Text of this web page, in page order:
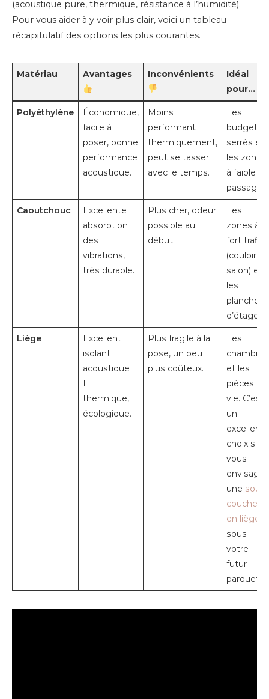
(acoustique pure, thermique, résistance à l’humidité).
Pour vous aider à y voir plus clair, voici un tableau
récapitulatif des options les plus courantes.
Matériau Avantages Inconvénients
Idéal
pour…
Polyéthylène
Économique,
facile à
poser, bonne
performance
acoustique.
Moins
performant
thermiquement,
peut se tasser
avec le temps.
Les
budgets
serrés et
les zones
à faible
passage.
Caoutchouc
Excellente
absorption
des
vibrations,
très durable.
Plus cher, odeur
possible au
début.
Les
zones à
fort trafic
(couloir,
salon) et
les
planchers
d’étage.
Liège
Excellent
isolant
acoustique
ET
thermique,
écologique.
Plus fragile à la
pose, un peu
plus coûteux.
Les
chambres
et les
pièces de
vie. C’est
un
excellent
choix si
vous
envisagez
une sous-
couche
en liège
sous
votre
futur
parquet.